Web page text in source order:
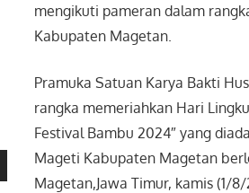
mengikuti pameran dalam
Kabupaten Magetan.
Pramuka Satuan Karya Bakti
rangka memeriahkan Hari
Festival Bambu 2024″ yang
Mageti Kabupaten Magetan
Magetan,Jawa Timur, kamis (1/